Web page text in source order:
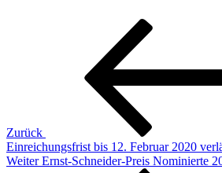
Beitragsnavigation
Zurück
Einreichungsfrist bis 12. Februar 2020
Nächster
Weiter Ernst-Schneider-Preis Nominierte